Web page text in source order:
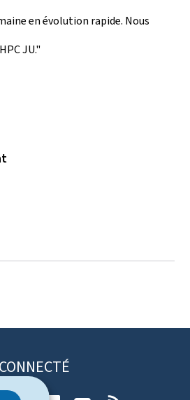
en évolution rapide. Nous
JU."